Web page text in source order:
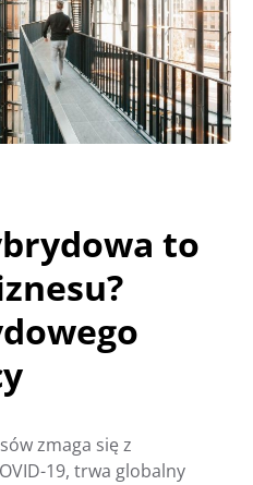
to
zmaga się z
19, trwa globalny